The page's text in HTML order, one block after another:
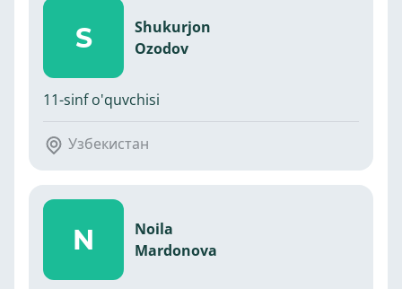
S
Shukurjon
Ozodov
11-sinf o'quvchisi
Узбекистан
N
Noila
Mardonova